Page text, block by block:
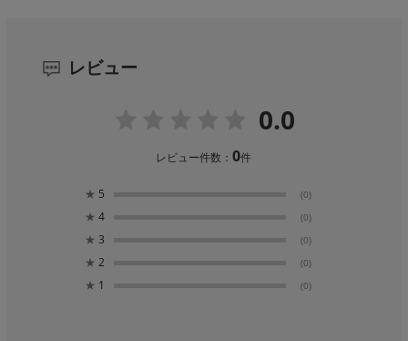
レビュー
0.0
レビュー件数：0件
★ 5 (0)
★ 4 (0)
★ 3 (0)
★ 2 (0)
★ 1 (0)